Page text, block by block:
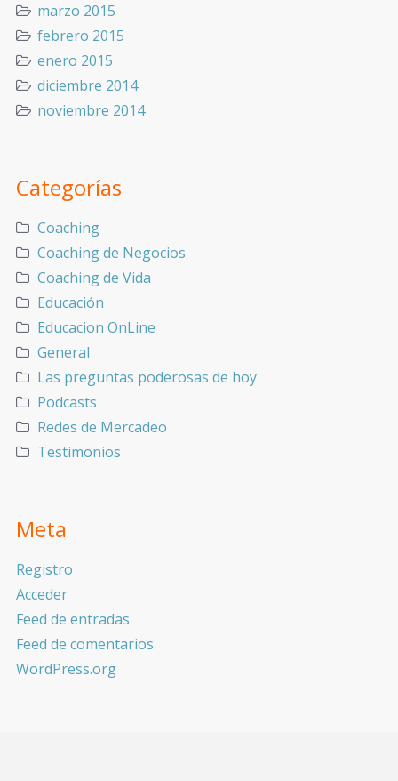
marzo 2015
febrero 2015
enero 2015
diciembre 2014
noviembre 2014
Categorías
Coaching
Coaching de Negocios
Coaching de Vida
Educación
Educacion OnLine
General
Las preguntas poderosas de hoy
Podcasts
Redes de Mercadeo
Testimonios
Meta
Registro
Acceder
Feed de entradas
Feed de comentarios
WordPress.org